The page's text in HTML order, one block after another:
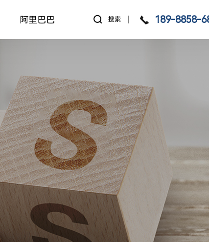
阿里巴巴 搜索 189-8858-